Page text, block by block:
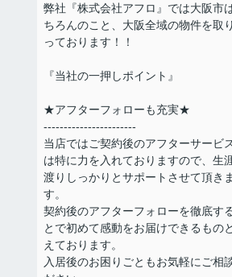
弊社『株式会社アフロ』では大阪市
ちろんのこと、大阪全域の物件を取
っております！！
『当社の一押しポイント』
★アフターフォローも充実★
-----------------------
当店ではご契約後のアフターサービ
は特に力を入れておりますので、生
渡りしっかりとサポートさせて頂き
す。
契約後のアフターフォローを徹底す
とで初めて感動をお届けできるもの
えております。
入居後のお困りごともお気軽にご相